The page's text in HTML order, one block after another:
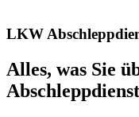
LKW
Alles, was Sie